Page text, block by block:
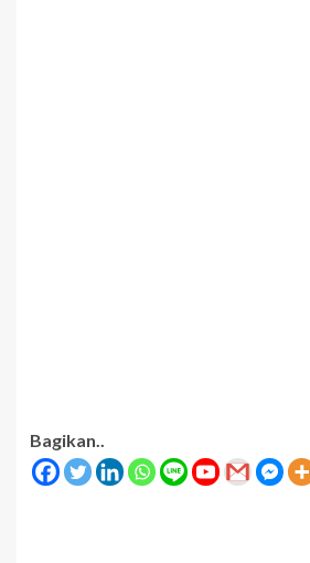
Bagikan..